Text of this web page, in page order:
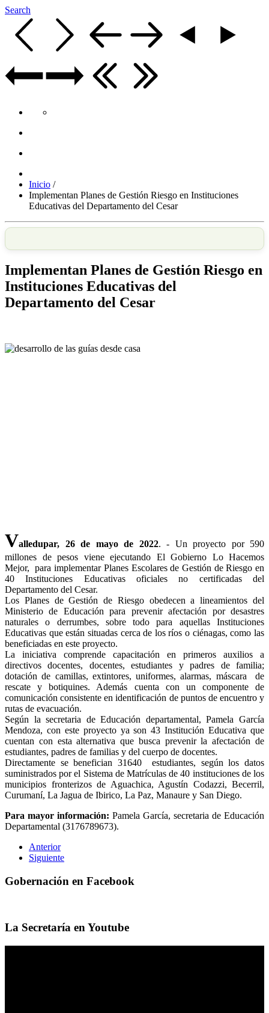
Search
Inicio /
Implementan Planes de Gestión Riesgo en Instituciones
Educativas del Departamento del Cesar
Implementan Planes de Gestión Riesgo en
Instituciones Educativas del
Departamento del Cesar
Valledupar, 26 de mayo de 2022. - Un proyecto por 590
millones de pesos viene ejecutando El Gobierno Lo Hacemos
Mejor, para implementar Planes Escolares de Gestión de Riesgo en
40 Instituciones Educativas oficiales no certificadas del
Departamento del Cesar.
Los Planes de Gestión de Riesgo obedecen a lineamientos del
Ministerio de Educación para prevenir afectación por desastres
naturales o derrumbes, sobre todo para aquellas Instituciones
Educativas que están situadas cerca de los ríos o ciénagas, como las
beneficiadas en este proyecto.
La iniciativa comprende capacitación en primeros auxilios a
directivos docentes, docentes, estudiantes y padres de familia;
dotación de camillas, extintores, uniformes, alarmas, máscara de
rescate y botiquines. Además cuenta con un componente de
comunicación consistente en identificación de puntos de encuentro y
rutas de evacuación.
Según la secretaria de Educación departamental, Pamela García
Mendoza, con este proyecto ya son 43 Institución Educativa que
cuentan con esta alternativa que busca prevenir la afectación de
estudiantes, padres de familias y del cuerpo de docentes.
Directamente se benefician 31640 estudiantes, según los datos
suministrados por el Sistema de Matrículas de 40 instituciones de los
municipios fronterizos de Aguachica, Agustín Codazzi, Becerril,
Curumaní, La Jagua de Ibirico, La Paz, Manaure y San Diego.
Para mayor información: Pamela García, secretaria de Educación
Departamental (3176789673).
Anterior
Siguiente
Gobernación en Facebook
La Secretaría en Youtube